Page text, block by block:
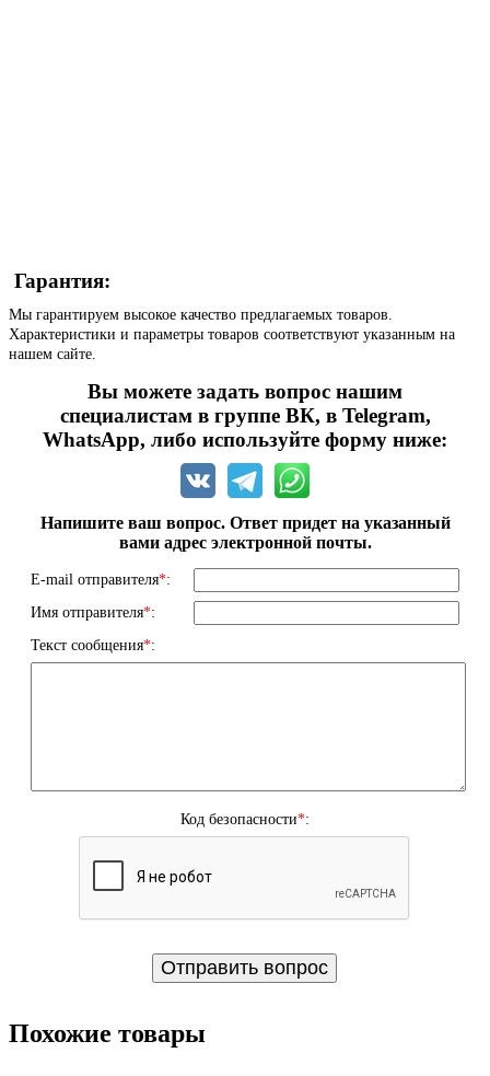
Гарантия:
Мы гарантируем высокое качество предлагаемых товаров.
Характеристики и параметры товаров соответствуют указанным на
нашем сайте.
Вы можете задать вопрос нашим
специалистам в группе ВК, в Telegram,
WhatsApp, либо используйте форму ниже:
Напишите ваш вопрос. Ответ придет на указанный
вами адрес электронной почты.
E-mail отправителя*:
Имя отправителя*:
Текст сообщения*:
Код безопасности*:
Похожие товары